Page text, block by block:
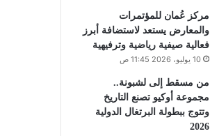
مركز عُمان للمؤتمرات
والمعارض يستعد لاستضافة أبرز
فعالية صيفية رياضية وترفيهية
10 يوليو، 2026 11:45 ص
من مسقط إلى لشبونة..
مجموعة أوكيو تصنع التاريخ
وتتوج ببطولة البرتغال الدولية
2026